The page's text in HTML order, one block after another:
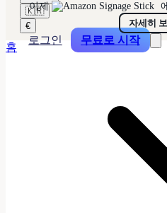
🇰🇷
€
로그인 무료로 시작
이제
자세히
홈